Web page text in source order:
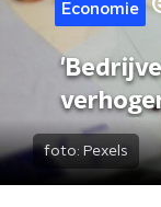
Economie
foto: Pexels